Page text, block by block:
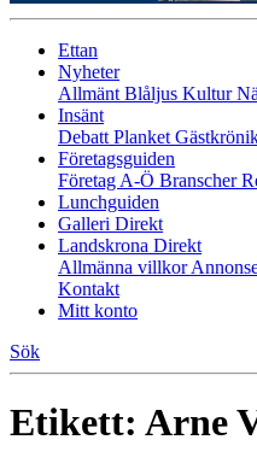
Ettan
Nyheter
Allmänt Blåljus Kultur
Insänt
Debatt Planket
Företagsguiden
Företag A-Ö Branscher
Lunchguiden
Galleri Direkt
Landskrona Direkt
Allmänna villkor
Kontakt
Mitt konto
Sök
Etikett: Arne